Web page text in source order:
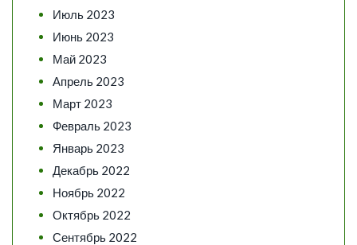
Июль 2023
Июнь 2023
Май 2023
Апрель 2023
Март 2023
Февраль 2023
Январь 2023
Декабрь 2022
Ноябрь 2022
Октябрь 2022
Сентябрь 2022